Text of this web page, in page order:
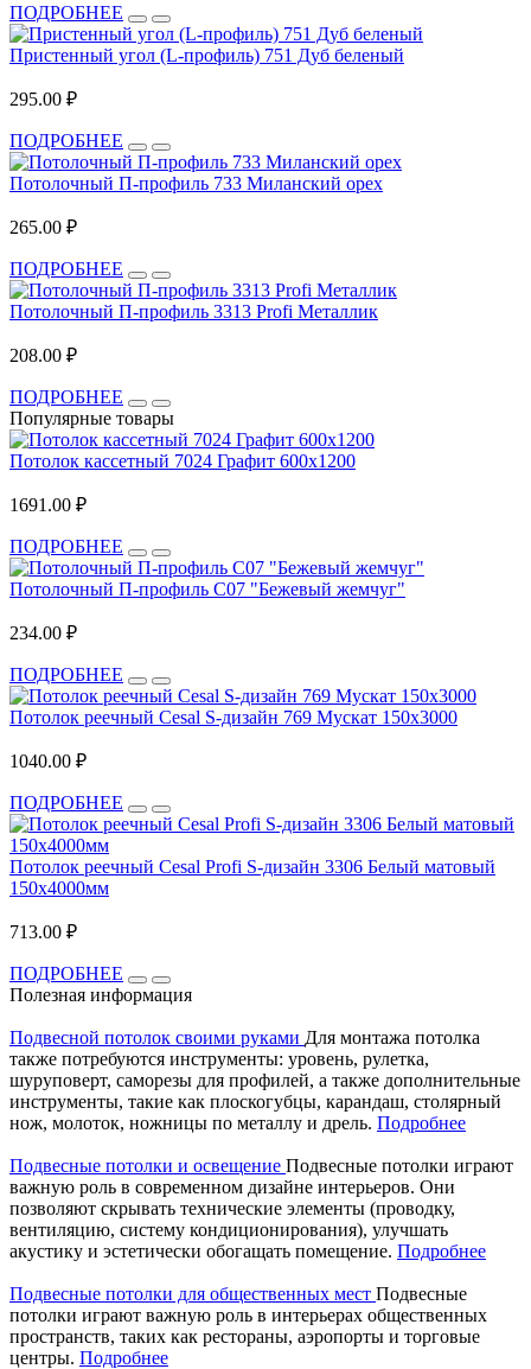
ПОДРОБНЕЕ
Пристенный угол (L-профиль) 751 Дуб беленый
295.00 ₽
ПОДРОБНЕЕ
Потолочный П-профиль 733 Миланский орех
265.00 ₽
ПОДРОБНЕЕ
Потолочный П-профиль 3313 Profi Металлик
208.00 ₽
ПОДРОБНЕЕ
Популярные товары
Потолок кассетный 7024 Графит 600х1200
1691.00 ₽
ПОДРОБНЕЕ
Потолочный П-профиль С07 "Бежевый жемчуг"
234.00 ₽
ПОДРОБНЕЕ
Потолок реечный Cesal S-дизайн 769 Мускат 150х3000
1040.00 ₽
ПОДРОБНЕЕ
Потолок реечный Cesal Profi S-дизайн 3306 Белый матовый
150x4000мм
713.00 ₽
ПОДРОБНЕЕ
Полезная информация
Подвесной потолок своими руками Для монтажа потолка
также потребуются инструменты: уровень, рулетка,
шуруповерт, саморезы для профилей, а также дополнительные
инструменты, такие как плоскогубцы, карандаш, столярный
нож, молоток, ножницы по металлу и дрель. Подробнее
Подвесные потолки и освещение Подвесные потолки играют
важную роль в современном дизайне интерьеров. Они
позволяют скрывать технические элементы (проводку,
вентиляцию, систему кондиционирования), улучшать
акустику и эстетически обогащать помещение. Подробнее
Подвесные потолки для общественных мест Подвесные
потолки играют важную роль в интерьерах общественных
пространств, таких как рестораны, аэропорты и торговые
центры. Подробнее